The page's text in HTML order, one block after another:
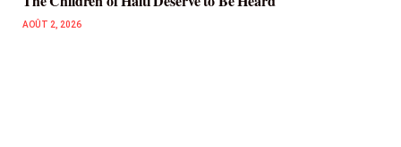
AOÛT 2, 2026